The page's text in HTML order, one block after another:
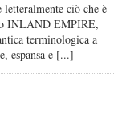
ciò che è
INLAND EMPIRE,
terminologica a
espansa e [...]